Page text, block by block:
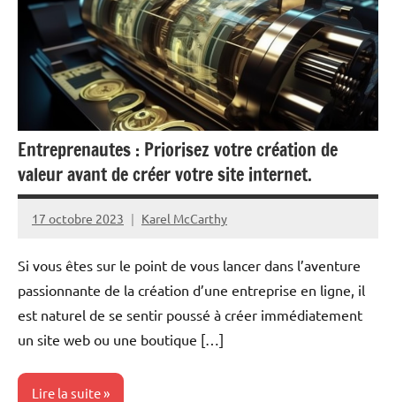
Entreprenautes : Priorisez votre création de
valeur avant de créer votre site internet.
17 octobre 2023 Karel McCarthy
Aucun
Si vous êtes sur le point de vous lancer dans l’aventure
passionnante de la création d’une entreprise en ligne, il
est naturel de se sentir poussé à créer immédiatement
un site web ou une boutique […]
Lire la suite